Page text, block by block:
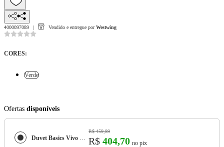
4000097089 Vendido e entregue por Westwing
CORES:
Verde
Ofertas disponíveis
Duvet Basics Vivo Branco e Verde Menta 200 Fios King
R$ 459,89
R$ 404,70 no pix